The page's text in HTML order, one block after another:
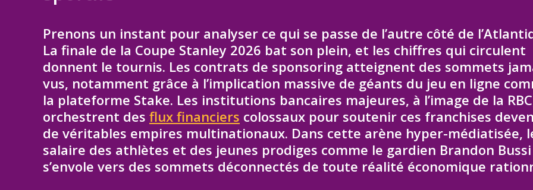
Prenons un instant pour analyser ce qui se passe de l’autre côté de
La finale de la Coupe Stanley 2026 bat son plein, et les chiffres qui circulent
donnent le tournis. Les contrats de sponsoring atteignent des sommets
vus, notamment grâce à l’implication massive de géants du jeu en ligne
la plateforme Stake. Les institutions bancaires majeures, à l’image de la
orchestrent des flux financiers colossaux pour soutenir ces franchises
de véritables empires multinationaux. Dans cette arène hyper-médiatisée,
salaire des athlètes et des jeunes prodiges comme le gardien Brandon Bussi
s’envole vers des sommets déconnectés de toute réalité économique